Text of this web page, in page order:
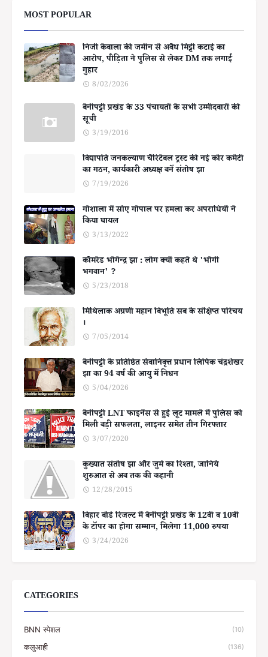
MOST POPULAR
निजी केवाला की जमीन से अवैध मिट्टी कटाई का
आरोप, पीड़िता ने पुलिस से लेकर DM तक लगाई
गुहार
8/02/2026
बेनीपट्टी प्रखंड के 33 पंचायतों के सभी उम्मीदवारों की
सूची
3/19/2016
विद्यापति जनकल्याण चैरिटेबल ट्रस्ट की नई कोर कमेटी
का गठन, कार्यकारी अध्यक्ष बनें संतोष झा
7/19/2026
गोशाला में सोए गोपाल पर हमला कर अपराधियों ने
किया घायल
3/13/2022
कॉमरेड भोगेन्द्र झा : लोग क्यों कहते थे 'भोगी
भगवान' ?
5/23/2018
मिथिलाक अग्रणी महान बिभूति सब के संक्षिप्त परिचय
।
7/05/2014
बेनीपट्टी के प्रतिष्ठित सेवानिवृत्त प्रधान लिपिक चंद्रशेखर
झा का 94 वर्ष की आयु में निधन
5/04/2026
बेनीपट्टी LNT फाइनेंस से हुई लूट मामले में पुलिस को
मिली बड़ी सफलता, लाइनर समेत तीन गिरफ्तार
3/07/2020
कुख्यात संतोष झा और जुर्म का रिश्ता, जानिये
शुरुआत से अब तक की कहानी
12/28/2015
बिहार बोर्ड रिजल्ट में बेनीपट्टी प्रखंड के 12वीं व 10वीं
के टॉपर का होगा सम्मान, मिलेगा 11,000 रुपया
3/24/2026
CATEGORIES
BNN स्पेशल (10)
कलुआही (136)